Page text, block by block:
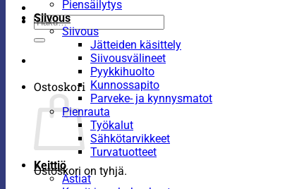
Etsi:
Ostoskori
Ostoskori on tyhjä.
Piensäilytys
Siivous
Siivous
Jätteiden käsittely
Siivousvälineet
Pyykkihuolto
Kunnossapito
Parveke- ja kynnysmatot
Pienrauta
Työkalut
Sähkötarvikkeet
Turvatuotteet
Keittiö
Astiat